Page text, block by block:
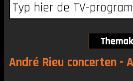
André Rieu concerten -